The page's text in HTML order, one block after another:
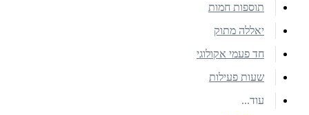
תוספות חמות
יאללה מתוק
חד פעמי אקולוגי
שעות פעילות
עוד...